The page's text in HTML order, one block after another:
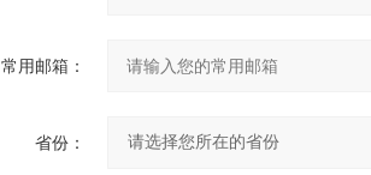
常用邮箱：
省份：